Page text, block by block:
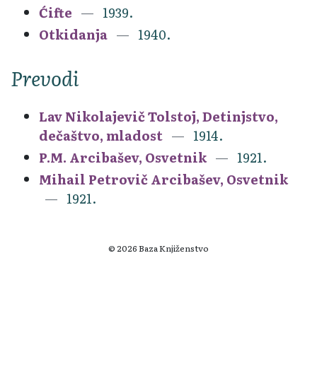
Ćifte
1939.
Otkidanja
1940.
Prevodi
Lav Nikolajevič Tolstoj, Detinjstvo,
dečaštvo, mladost
1914.
P.M. Arcibašev, Osvetnik
1921.
Mihail Petrovič Arcibašev, Osvetnik
1921.
© 2026 Baza Knjiženstvo